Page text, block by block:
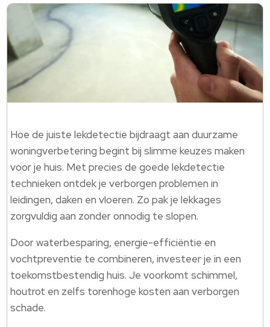
Hoe de juiste lekdetectie bijdraagt aan duurzame
woningverbetering begint bij slimme keuzes maken
voor je huis. Met precies de goede lekdetectie
technieken ontdek je verborgen problemen in
leidingen, daken en vloeren. Zo pak je lekkages
zorgvuldig aan zonder onnodig te slopen.
Door waterbesparing, energie-efficiëntie en
vochtpreventie te combineren, investeer je in een
toekomstbestendig huis. Je voorkomt schimmel,
houtrot en zelfs torenhoge kosten aan verborgen
schade.